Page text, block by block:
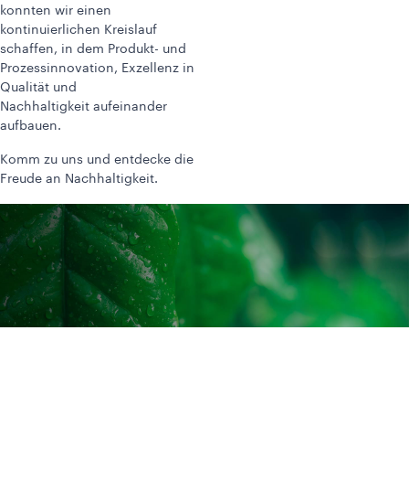
konnten wir einen
kontinuierlichen Kreislauf
schaffen, in dem Produkt- und
Prozessinnovation, Exzellenz in
Qualität und
Nachhaltigkeit aufeinander
aufbauen.
Komm zu uns und entdecke die
Freude an Nachhaltigkeit.